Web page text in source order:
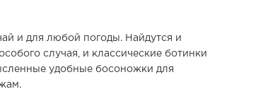
и для любой погоды. Найдутся и
случая, и классические ботинки
удобные босоножки для